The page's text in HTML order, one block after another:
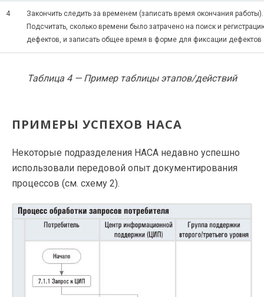
4
Закончить следить за временем (записать время окончания работы).
Подсчитать, сколько времени было затрачено на поиск и
дефектов, и записать общее время в форме для фиксации дефектов
Таблица 4 — Пример таблицы этапов/действий
ПРИМЕРЫ УСПЕХОВ НАСА
Некоторые подразделения НАСА недавно успешно
использовали передовой опыт документирования
процессов (см. схему 2).